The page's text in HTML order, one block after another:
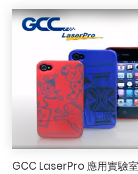
GCC LaserPro 應用實驗